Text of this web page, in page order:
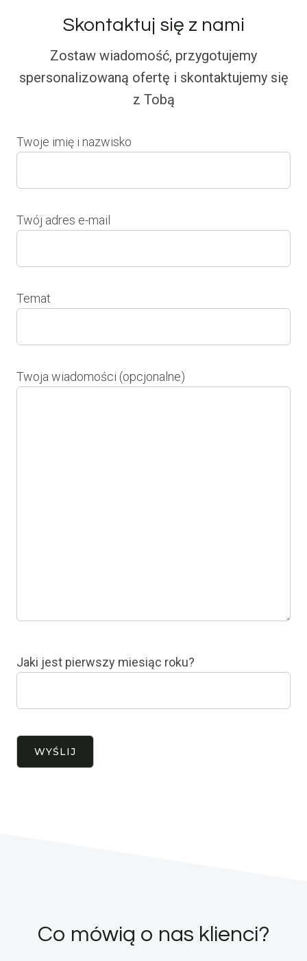
Skontaktuj się z nami
Zostaw wiadomość, przygotujemy
spersonalizowaną ofertę i skontaktujemy się
z Tobą
Twoje imię i nazwisko
Twój adres e-mail
Temat
Twoja wiadomości (opcjonalne)
Jaki jest pierwszy miesiąc roku?
Co mówią o nas klienci?